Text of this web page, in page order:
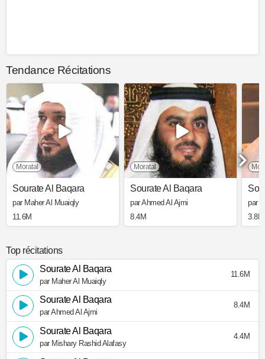
Tendance Récitations
Moratal
Sourate Al Baqara
par Maher Al Muaiqly
11.6M
Moratal
Sourate Al Baqara
par Ahmed Al Ajmi
8.4M
par
3.8M
Top récitations
Sourate Al Baqara
par Maher Al Muaiqly
11.6M
Sourate Al Baqara
par Ahmed Al Ajmi
8.4M
Sourate Al Baqara
par Mishary Rashid Alafasy
4.4M